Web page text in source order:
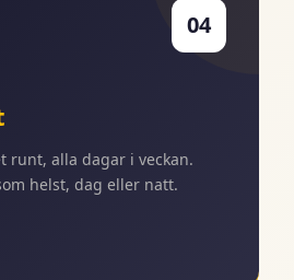
04
runt, alla dagar i veckan.
helst, dag eller natt.